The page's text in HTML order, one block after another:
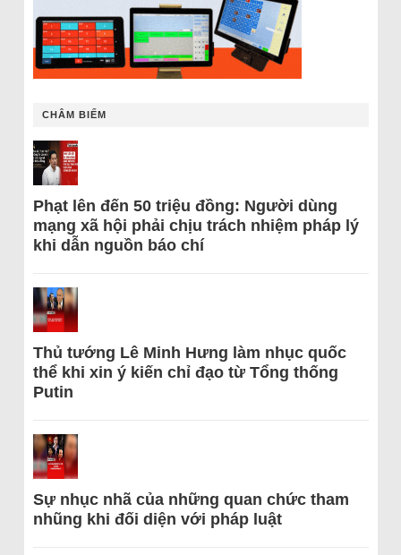
CHÂM BIẾM
Phạt lên đến 50 triệu đồng: Người dùng
mạng xã hội phải chịu trách nhiệm pháp lý
khi dẫn nguồn báo chí
Thủ tướng Lê Minh Hưng làm nhục quốc
thể khi xin ý kiến chỉ đạo từ Tổng thống
Putin
Sự nhục nhã của những quan chức tham
nhũng khi đối diện với pháp luật